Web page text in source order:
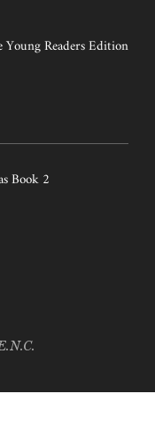
Readers Edition
Book 2